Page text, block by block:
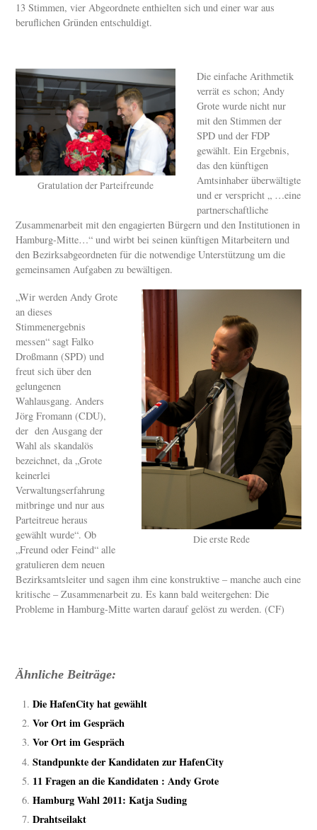
13 Stimmen, vier Abgeordnete enthielten sich und einer war aus
beruflichen Gründen entschuldigt.
Gratulation der Parteifreunde
Die einfache Arithmetik
verrät es schon; Andy
Grote wurde nicht nur
mit den Stimmen der
SPD und der FDP
gewählt. Ein Ergebnis,
das den künftigen
Amtsinhaber überwältigte
und er verspricht „ …eine
partnerschaftliche
Zusammenarbeit mit den engagierten Bürgern und den Institutionen in
Hamburg-Mitte…“ und wirbt bei seinen künftigen Mitarbeitern und
den Bezirksabgeordneten für die notwendige Unterstützung um die
gemeinsamen Aufgaben zu bewältigen.
Die erste Rede
„Wir werden Andy Grote
an dieses
Stimmenergebnis
messen“ sagt Falko
Droßmann (SPD) und
freut sich über den
gelungenen
Wahlausgang. Anders
Jörg Fromann (CDU),
der den Ausgang der
Wahl als skandalös
bezeichnet, da „Grote
keinerlei
Verwaltungserfahrung
mitbringe und nur aus
Parteitreue heraus
gewählt wurde“. Ob
„Freund oder Feind“ alle
gratulieren dem neuen
Bezirksamtsleiter und sagen ihm eine konstruktive – manche auch eine
kritische – Zusammenarbeit zu. Es kann bald weitergehen: Die
Probleme in Hamburg-Mitte warten darauf gelöst zu werden. (CF)
Ähnliche Beiträge:
Die HafenCity hat gewählt
Vor Ort im Gespräch
Vor Ort im Gespräch
Standpunkte der Kandidaten zur HafenCity
11 Fragen an die Kandidaten : Andy Grote
Hamburg Wahl 2011: Katja Suding
Drahtseilakt